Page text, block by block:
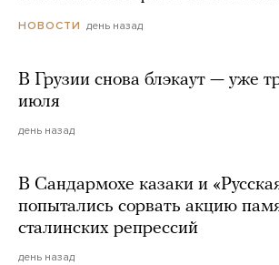
НОВОСТИ день назад
В Грузии снова блэкаут — уже
июля
день назад
В Сандармохе казаки и
попытались сорвать акцию
сталинских репрессий
день назад